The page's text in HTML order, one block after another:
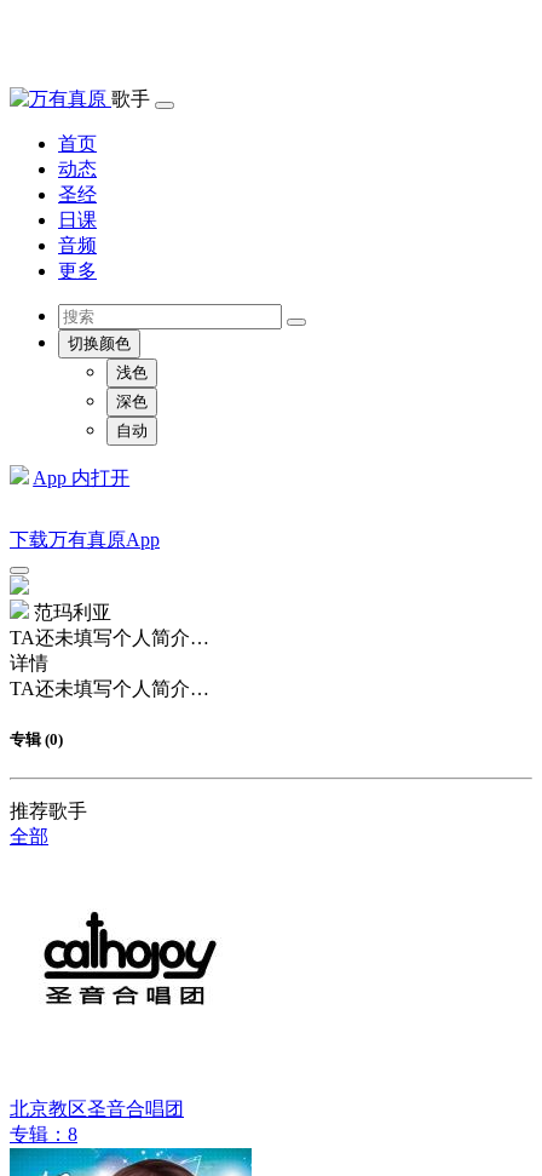
歌手
首页
动态
圣经
日课
音频
更多
切换颜色
浅色
深色
自动
App 内打开
下载万有真原App
范玛利亚
TA还未填写个人简介…
详情
TA还未填写个人简介…
专辑 (0)
推荐歌手
全部
北京教区圣音合唱团
专辑：8